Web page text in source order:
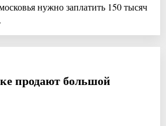
нужно заплатить 150 тысяч
продают большой